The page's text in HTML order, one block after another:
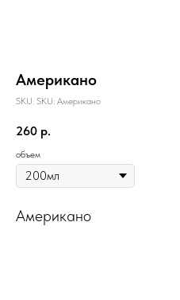
Американо
SKU: SKU: Американо
260 р.
объем
Американо